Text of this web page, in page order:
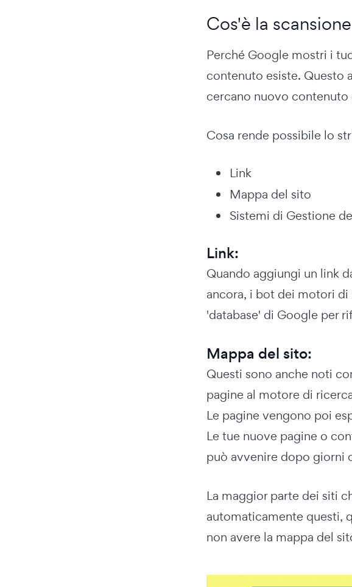
Cos'è la
Perché Google mostri i
contenuto esiste. Questo
cercano nuovo contenuto
Cosa rende possibile lo
Link
Mappa del sito
Sistemi di Gestione
Link:
Quando aggiungi un link
ancora, i bot dei motori di
'database' di Google per
Mappa del sito:
Questi sono anche noti
pagine al motore di
Le pagine vengono poi
Le tue nuove pagine o
può avvenire dopo giorni
La maggior parte dei siti
automaticamente questi,
non avere la mappa del